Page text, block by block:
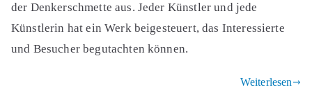
der Denkerschmette aus. Jeder Künstler und jede
Künstlerin hat ein Werk beigesteuert, das Interessierte
und Besucher begutachten können.
Weiterlesen